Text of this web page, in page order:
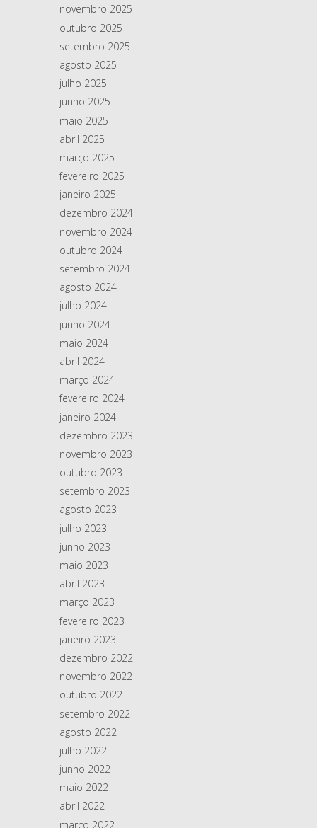
novembro 2025
outubro 2025
setembro 2025
agosto 2025
julho 2025
junho 2025
maio 2025
abril 2025
março 2025
fevereiro 2025
janeiro 2025
dezembro 2024
novembro 2024
outubro 2024
setembro 2024
agosto 2024
julho 2024
junho 2024
maio 2024
abril 2024
março 2024
fevereiro 2024
janeiro 2024
dezembro 2023
novembro 2023
outubro 2023
setembro 2023
agosto 2023
julho 2023
junho 2023
maio 2023
abril 2023
março 2023
fevereiro 2023
janeiro 2023
dezembro 2022
novembro 2022
outubro 2022
setembro 2022
agosto 2022
julho 2022
junho 2022
maio 2022
abril 2022
março 2022